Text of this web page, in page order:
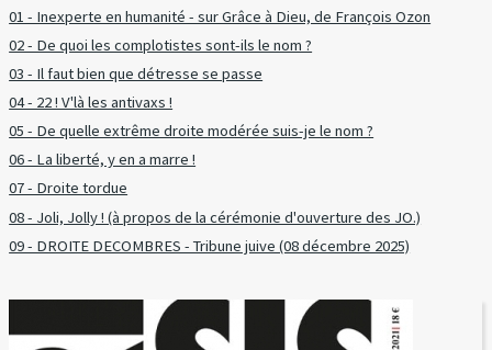
01 - Inexperte en humanité - sur Grâce à Dieu, de François Ozon
02 - De quoi les complotistes sont-ils le nom ?
03 - Il faut bien que détresse se passe
04 - 22 ! V'là les antivaxs !
05 - De quelle extrême droite modérée suis-je le nom ?
06 - La liberté, y en a marre !
07 - Droite tordue
08 - Joli, Jolly ! (à propos de la cérémonie d'ouverture des JO.)
09 - DROITE DECOMBRES - Tribune juive (08 décembre 2025)